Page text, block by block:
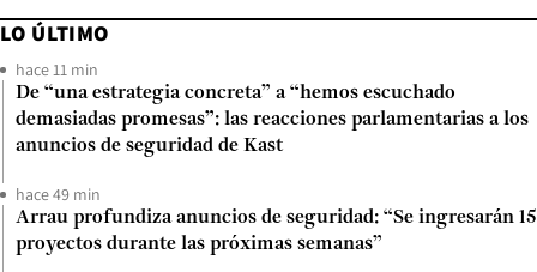
LO ÚLTIMO
hace 11 min
De “una estrategia concreta” a “hemos escuchado
demasiadas promesas”: las reacciones parlamentarias a los
anuncios de seguridad de Kast
hace 49 min
Arrau profundiza anuncios de seguridad: “Se ingresarán 15
proyectos durante las próximas semanas”